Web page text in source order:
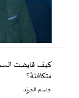
كيف قايضت
متكافئة؟
جاسم الجريّد